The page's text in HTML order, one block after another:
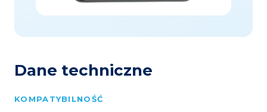
Dane techniczne
KOMPATYBILNOŚĆ